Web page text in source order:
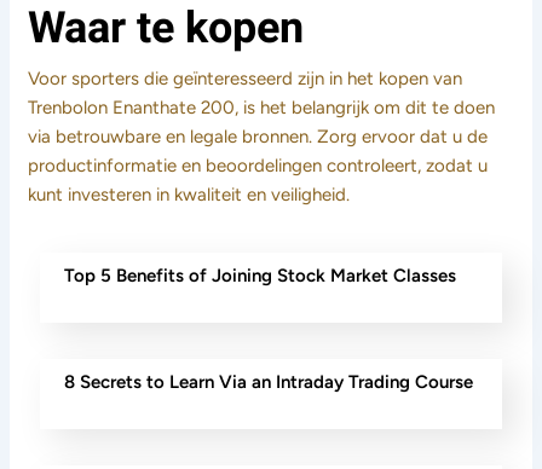
Waar te kopen
Voor sporters die geïnteresseerd zijn in het kopen van
Trenbolon Enanthate 200, is het belangrijk om dit te doen
via betrouwbare en legale bronnen. Zorg ervoor dat u de
productinformatie en beoordelingen controleert, zodat u
kunt investeren in kwaliteit en veiligheid.
Top 5 Benefits of Joining Stock Market Classes
8 Secrets to Learn Via an Intraday Trading Course